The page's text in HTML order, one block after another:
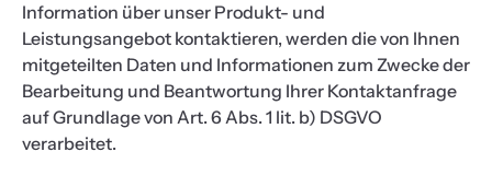
Information über unser Produkt- und
Leistungsangebot kontaktieren, werden die von Ihnen
mitgeteilten Daten und Informationen zum Zwecke der
Bearbeitung und Beantwortung Ihrer Kontaktanfrage
auf Grundlage von Art. 6 Abs. 1 lit. b) DSGVO
verarbeitet.